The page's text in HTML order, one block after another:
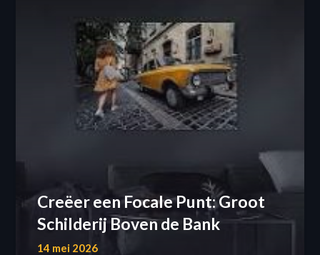
Creëer een Focale Punt: Groot
Schilderij Boven de Bank
14 mei 2026